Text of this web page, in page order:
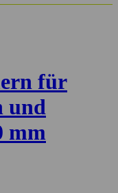
für
und
mm